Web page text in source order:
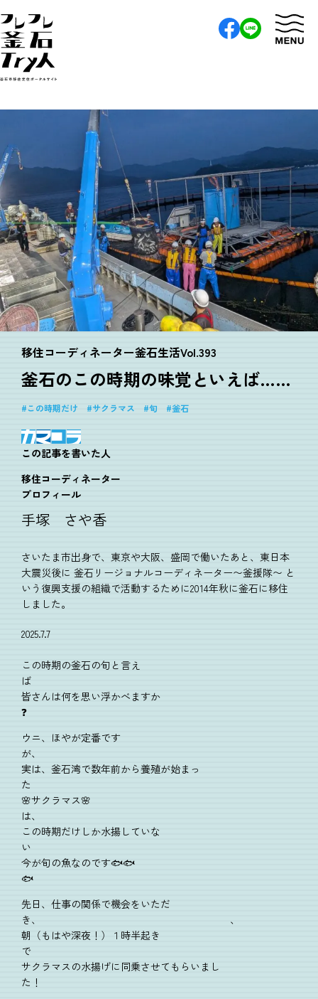
移住コーディネーター釜石生活Vol.393
釜石のこの時期の味覚といえば……
この時期だけ サクラマス 旬 釜石
この記事を書いた人
移住コーディネーター
プロフィール
手塚 さや香
さいたま市出身で、東京や大阪、盛岡で働いたあと、東日本
大震災後に 釜石リージョナルコーディネーター〜釜援隊〜 と
いう復興支援の組織で活動するために2014年秋に釜石に移住
しました。
2025.7.7
この時期の釜石の旬と言え
皆さんは何を思い浮かべますか
❓
ウニ、ほやが定番です
が、
実は、釜石湾で数年前から養殖が始まっ
た
🌸サクラマス🌸
は、
この時期だけしか水揚していな
い
今が旬の魚なのです🐟🐟
🐟
先日、仕事の関係で機会をいただ
き、 、
朝（もはや深夜！）１時半起き
で
サクラマスの水揚げに同乗させてもらいまし
た！